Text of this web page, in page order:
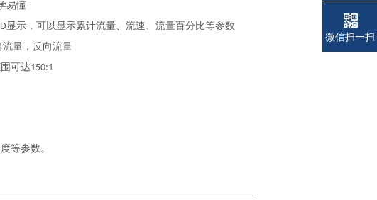
易懂
显示，可以显示累计流量、流速、流量百分比等参数
量，反向流量
可达150:1
等参数。
微信扫一扫